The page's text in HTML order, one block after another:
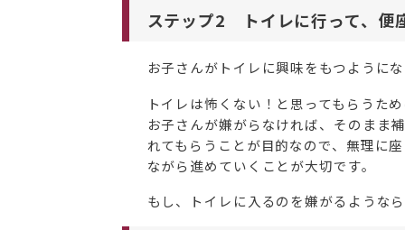
ステップ2 トイレに行って、便
お子さんがトイレに興味をもつように
トイレは怖くない！と思ってもらうた
お子さんが嫌がらなければ、そのまま
れてもらうことが目的なので、無理に
ながら進めていくことが大切です。
もし、トイレに入るのを嫌がるような